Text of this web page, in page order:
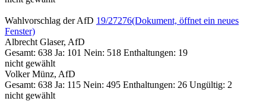
Wahlvorschlag der AfD 19/27276(Dokument, öffnet ein neues
Fenster)
Albrecht Glaser, AfD
Gesamt: 638 Ja: 101 Nein: 518 Enthaltungen: 19
nicht gewählt
Volker Münz, AfD
Gesamt: 638 Ja: 115 Nein: 495 Enthaltungen: 26 Ungültig: 2
nicht gewählt